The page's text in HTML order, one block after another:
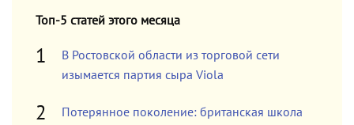
Топ-5 статей этого месяца
В Ростовской области из торговой сети
изымается партия сыра Viola
Потерянное поколение: британская школа